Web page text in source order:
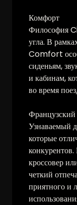
Комфорт
Философия
угла. В
Comfort
сиденьям,
и кабинам,
во время
Французский
Узнаваемый
которые
конкурентов.
кроссовер
четкий
приятного и